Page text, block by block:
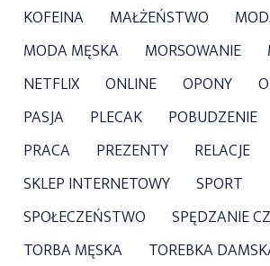
KOFEINA
MAŁŻEŃSTWO
MODA MĘSKA
MORSOWANIE
NETFLIX
ONLINE OPONY
PASJA
PLECAK POBUDZENIE
PRACA
PREZENTY RELACJE
SKLEP INTERNETOWY
SPORT
SPOŁECZEŃSTWO
SPĘDZANIE
TORBA MĘSKA
TOREBKA